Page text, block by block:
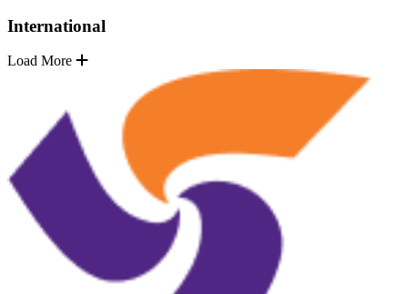
International
Load More